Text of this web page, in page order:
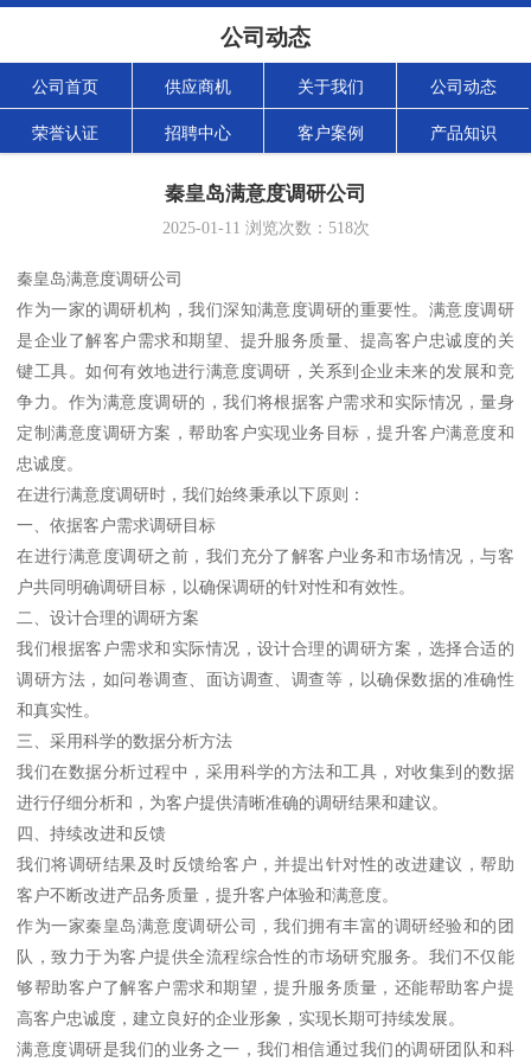
公司动态
公司首页 供应商机 关于我们 公司动态
荣誉认证 招聘中心 客户案例 产品知识
秦皇岛满意度调研公司
2025-01-11 浏览次数： 518次
秦皇岛满意度调研公司
作为一家的调研机构，我们深知满意度调研的重要性。满意度调研
是企业了解客户需求和期望、提升服务质量、提高客户忠诚度的关
键工具。如何有效地进行满意度调研，关系到企业未来的发展和竞
争力。作为满意度调研的，我们将根据客户需求和实际情况，量身
定制满意度调研方案，帮助客户实现业务目标，提升客户满意度和
忠诚度。
在进行满意度调研时，我们始终秉承以下原则：
一、依据客户需求调研目标
在进行满意度调研之前，我们充分了解客户业务和市场情况，与客
户共同明确调研目标，以确保调研的针对性和有效性。
二、设计合理的调研方案
我们根据客户需求和实际情况，设计合理的调研方案，选择合适的
调研方法，如问卷调查、面访调查、调查等，以确保数据的准确性
和真实性。
三、采用科学的数据分析方法
我们在数据分析过程中，采用科学的方法和工具，对收集到的数据
进行仔细分析和，为客户提供清晰准确的调研结果和建议。
四、持续改进和反馈
我们将调研结果及时反馈给客户，并提出针对性的改进建议，帮助
客户不断改进产品务质量，提升客户体验和满意度。
作为一家秦皇岛满意度调研公司，我们拥有丰富的调研经验和的团
队，致力于为客户提供全流程综合性的市场研究服务。我们不仅能
够帮助客户了解客户需求和期望，提升服务质量，还能帮助客户提
高客户忠诚度，建立良好的企业形象，实现长期可持续发展。
满意度调研是我们的业务之一，我们相信通过我们的调研团队和科